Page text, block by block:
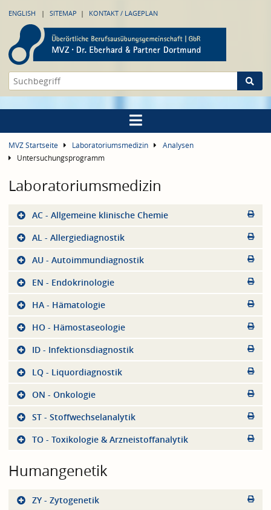
ENGLISH SITEMAP KONTAKT / LAGEPLAN
MVZ Startseite Laboratoriumsmedizin
Analysen
Untersuchungsprogramm
Laboratoriumsmedizin
AC - Allgemeine klinische Chemie
AL - Allergiediagnostik
AU - Autoimmundiagnostik
EN - Endokrinologie
HA - Hämatologie
HO - Hämostaseologie
ID - Infektionsdiagnostik
LQ - Liquordiagnostik
ON - Onkologie
ST - Stoffwechselanalytik
TO - Toxikologie & Arzneistoffanalytik
Humangenetik
ZY - Zytogenetik